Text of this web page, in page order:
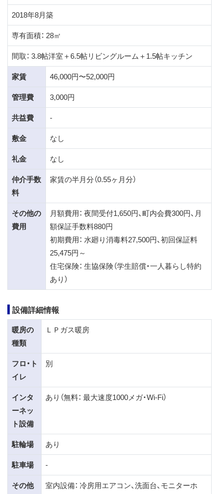
2018年8月築
専有面積： 28㎡
間取： 3.8帖洋室＋6.5帖リビングルーム＋1.5帖キッチン
家賃
46,000円〜52,000円
管理費
3,000円
共益費
-
敷金
なし
礼金
なし
仲介手数
料
家賃の半月分（0.55ヶ月分）
その他の
費用
月額費用： 夜間受付1,650円、町内会費300円、月
額保証手数料880円
初期費用： 水廻り消毒料27,500円、初回保証料
25,475円～
住宅保険： 生協保険（学生賠償・一人暮らし特約
あり）
設備詳細情報
暖房の
種類
ＬＰガス暖房
フロ・ト
イレ
別
インタ
ーネッ
ト設備
あり（無料： 最大速度1000メガ・Wi-Fi）
駐輪場
あり
駐車場
-
その他
室内設備： 冷房用エアコン、洗面台、モニターホ